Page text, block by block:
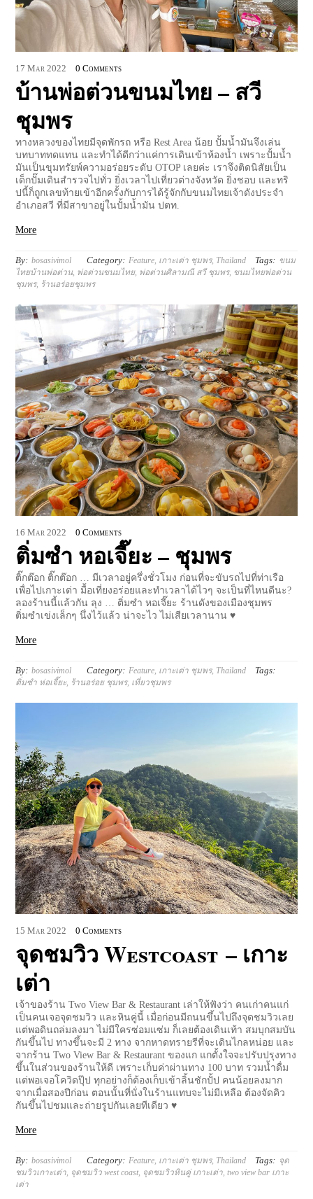
17 Mar 2022 0 Comments
บ้านพ่อต่วนขนมไทย – สวี
ชุมพร
ทางหลวงของไทยมีจุดพักรถ หรือ Rest Area น้อย ปั้มน้ำมันจึงเล่น
บทบาททดแทน และทำได้ดีกว่าแค่การเดินเข้าห้องน้ำ เพราะปั้มน้ำ
มันเป็นขุมทรัยพ์ความอร่อยระดับ OTOP เลยค่ะ เราจึงติดนิสัยเป็น
เด็กปั๊มเดินสำรวจไปทั่ว ยิ่งเวลาไปเที่ยวต่างจังหวัด ยิ่งชอบ และทริ
ปนี้ก็ถูกเลขท้ายเข้าอีกครั้งกับการได้รู้จักกับขนมไทยเจ้าดังประจำ
อำเภอสวี ที่มีสาขาอยู่ในปั้มน้ำมัน ปตท.
More
By: bosasivimol Category: Feature เกาะเต่า ชุมพร, Thailand Tags: ขนม
ไทยบ้านพ่อต่วน พ่อต่วนขนมไทย, พ่อต่วนศิลามณี สวี ชุมพร, ขนมไทยพ่อต่วน
ชุมพร, ร้านอร่อยชุมพร
16 Mar 2022 0 Comments
ติ่มซำ หอเจี๊ยะ – ชุมพร
ติ๊กต๊อก ติ๊กต๊อก … มีเวลาอยู่ครึ่งชั่วโมง ก่อนที่จะขับรถไปที่ท่าเรือ
เพื่อไปเกาะเต่า มื้อเที่ยงอร่อยและทำเวลาได้ไวๆ จะเป็นที่ไหนดีนะ?
ลองร้านนี้แล้วกัน ลุง … ติ่มซำ หอเจี๊ยะ ร้านดังของเมืองชุมพร
ติ่มซำเข่งเล็กๆ นึ่งไว้แล้ว น่าจะไว ไม่เสียเวลานาน ♥
More
By: bosasivimol Category: Feature, เกาะเต่า ชุมพร, Thailand Tags:
ติ่มซำ ห่อเจี๊ยะ, ร้านอร่อย ชุมพร, เที่ยวชุมพร
15 Mar 2022 0 Comments
จุดชมวิว Westcoast – เกาะ
เต่า
เจ้าของร้าน Two View Bar & Restaurant เล่าให้ฟังว่า คนเก่าคนแก่
เป็นคนเจอจุดชมวิว และหินคู่นี้ เมื่อก่อนมีถนนขึ้นไปถึงจุดชมวิวเลย
แต่พอดินถล่มลงมา ไม่มีใครซ่อมแซ่ม ก็เลยต้องเดินเท้า สมบุกสมบัน
กันขึ้นไป ทางขึ้นจะมี 2 ทาง จากหาดทรายรีที่จะเดินไกลหน่อย และ
จากร้าน Two View Bar & Restaurant ของแก แกตั้งใจจะปรับปรุงทาง
ขึ้นในส่วนของร้านให้ดี เพราะเก็บค่าผ่านทาง 100 บาท รวมน้ำดื่ม
แต่พอเจอโควิดปุ๊ป ทุกอย่างก็ต้องเก็บเข้าลิ้นชักปั้ป คนน้อยลงมาก
จากเมื่อสองปีก่อน ตอนนั้นที่นั่งในร้านแทบจะไม่มีเหลือ ต้องจัดคิว
กันขึ้นไปชมและถ่ายรูปกันเลยทีเดียว ♥
More
By: bosasivimol Category: Feature, เกาะเต่า ชุมพร, Thailand Tags: จุด
ชมวิวเกาะเต่า, จุดชมวิว west coast, จุดชมวิวหินคู่ เกาะเต่า,two view bar เกาะ
เต่า